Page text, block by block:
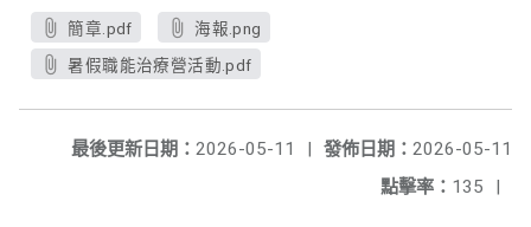
簡章.pdf
海報.png
暑假職能治療營活動.pdf
發佈日期： 2026-05-11
最後更新日期： 2026-05-11
|
點擊率： 135 |